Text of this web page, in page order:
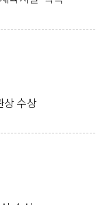
상 수상